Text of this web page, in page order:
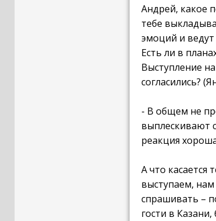
Андрей, какое
тебе
эмоций и ведут
Есть ли в
Выступление
согласились?
- В общем не
выплескивают
реакция
А что касается
выступаем, нам
спрашивать –
гости в